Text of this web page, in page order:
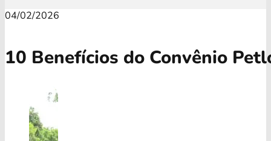
04/02/2026
10 Benefícios do Convênio